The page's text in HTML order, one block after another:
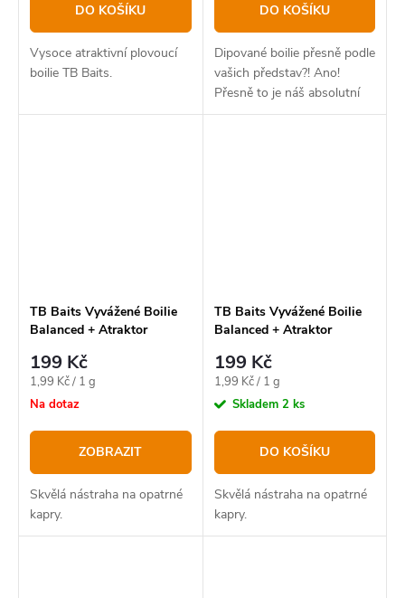
DO KOŠÍKU
Vysoce atraktivní plovoucí
boilie TB Baits.
DO KOŠÍKU
Dipované boilie přesně podle
vašich představ?! Ano!
Přesně to je náš absolutní
bestseller v novém balení.
TB Baits Vyvážené Boilie
Balanced + Atraktor
mm
199 Kč
Měrná
cena:
1,99 Kč / 1 g
Na dotaz
ZOBRAZIT
Skvělá nástraha na opatrné
kapry.
TB Baits Vyvážené Boilie
Balanced + Atraktor
mm
199 Kč
Měrná
cena:
1,99 Kč / 1 g
Skladem 2 ks
DO KOŠÍKU
Skvělá nástraha na opatrné
kapry.